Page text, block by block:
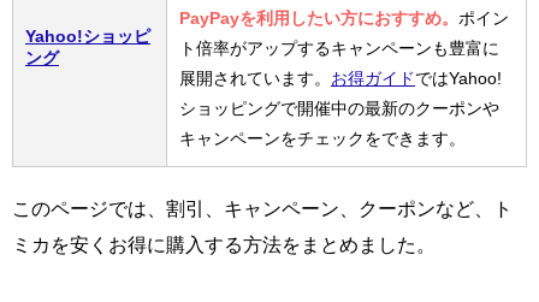
Yahoo!ショッピ
ング
PayPayを利用したい方におすすめ。 ポイン
ト倍率がアップするキャンペーンも豊富に
展開されています。 お得ガイドではYahoo!
ショッピングで開催中の最新のクーポンや
キャンペーンをチェックをできます。
このページでは、割引、キャンペーン、クーポンなど、ト
ミカを安くお得に購入する方法をまとめました。